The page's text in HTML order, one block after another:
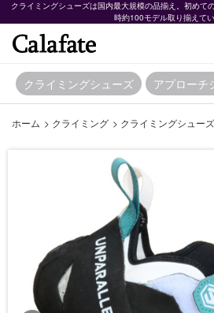
クライミングシューズは国内最大規模の品揃え。初めて
時約100モデル取り揃えてい
クライミングシューズ アプローチ
ホーム > クライミング > クライミングシューズ